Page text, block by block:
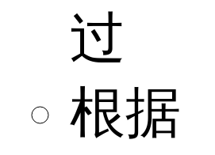
过
根据